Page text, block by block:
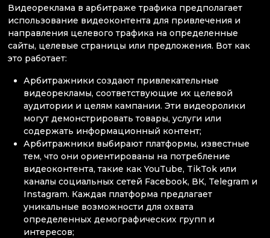
Видеореклама в арбитраже трафика предполагает
использование видеоконтента для привлечения и
направления целевого трафика на определенные
сайты, целевые страницы или предложения. Вот как
это работает:
Арбитражники создают привлекательные
видеорекламы, соответствующие их целевой
аудитории и целям кампании. Эти видеоролики
могут демонстрировать товары, услуги или
содержать информационный контент;
Арбитражники выбирают платформы, известные
тем, что они ориентированы на потребление
видеоконтента, такие как YouTube, TikTok или
каналы социальных сетей Facebook, ВК, Telegram и
Instagram. Каждая платформа предлагает
уникальные возможности для охвата
определенных демографических групп и
интересов;